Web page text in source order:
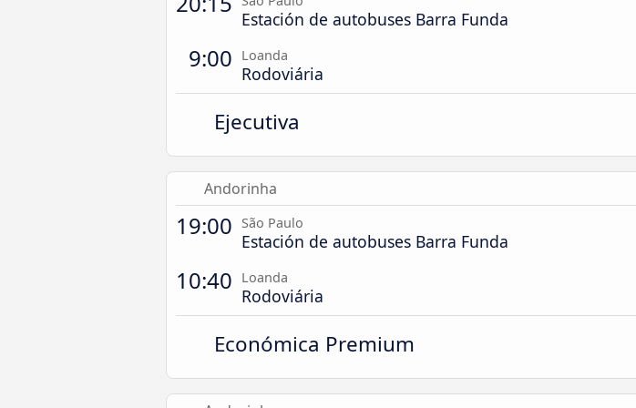
Estación de autobuses Barra Funda
9:00 Loanda
Rodoviária
Ejecutiva
Andorinha
19:00 São Paulo
Estación de autobuses Barra Funda
10:40 Loanda
Rodoviária
Económica Premium